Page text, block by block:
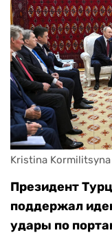
Kristina
Президент
поддержал
удары по